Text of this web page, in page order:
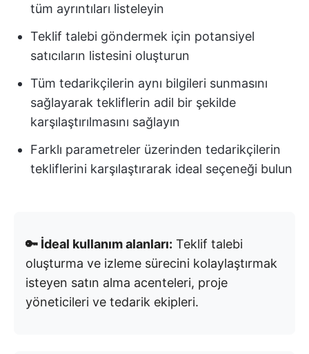
tüm ayrıntıları listeleyin
Teklif talebi göndermek için potansiyel
satıcıların listesini oluşturun
Tüm tedarikçilerin aynı bilgileri sunmasını
sağlayarak tekliflerin adil bir şekilde
karşılaştırılmasını sağlayın
Farklı parametreler üzerinden tedarikçilerin
tekliflerini karşılaştırarak ideal seçeneği bulun
🔑 İdeal kullanım alanları: Teklif talebi
oluşturma ve izleme sürecini kolaylaştırmak
isteyen satın alma acenteleri, proje
yöneticileri ve tedarik ekipleri.